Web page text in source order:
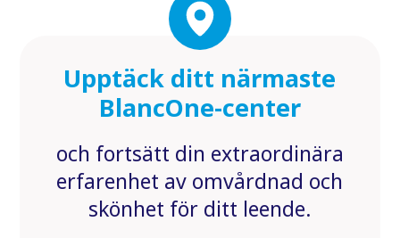
Upptäck ditt närmaste
BlancOne-center
och fortsätt din extraordinära
erfarenhet av omvårdnad och
skönhet för ditt leende.